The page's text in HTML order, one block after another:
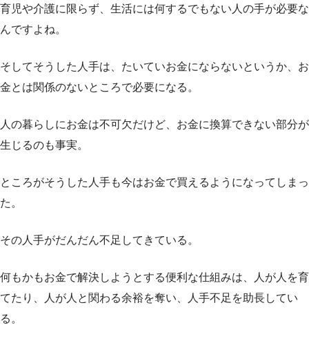
育児や介護に限らず、生活には何するでもない人の手が必要な
んですよね。
そしてそうした人手は、たいていお金にならないというか、お
金とは関係のないところで必要になる。
人の暮らしにお金は不可欠だけど、お金に換算できない部分が
生じるのも事実。
ところがそうした人手も今はお金で買えるようになってしまっ
た。
その人手がだんだん不足してきている。
何もかもお金で解決しようとする便利な仕組みは、人が人を育
てたり、人が人と関わる余裕を奪い、人手不足を助長してい
る。